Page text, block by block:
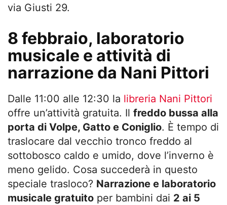
via Giusti 29.
8 febbraio, laboratorio
musicale e attività di
narrazione da Nani Pittori
Dalle 11:00 alle 12:30 la libreria Nani Pittori
offre un’attività gratuita. Il freddo bussa alla
porta di Volpe, Gatto e Coniglio. È tempo di
traslocare dal vecchio tronco freddo al
sottobosco caldo e umido, dove l’inverno è
meno gelido. Cosa succederà in questo
speciale trasloco? Narrazione e laboratorio
musicale gratuito per bambini dai 2 ai 5